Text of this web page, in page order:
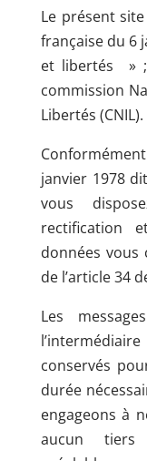
Le présent
française du 6
et libertés »
commission
Libertés (CNIL).
janvier 1978
vous
rectification
données vous
de l’article 34
Les
conservés
durée
engageons à
aucun tiers